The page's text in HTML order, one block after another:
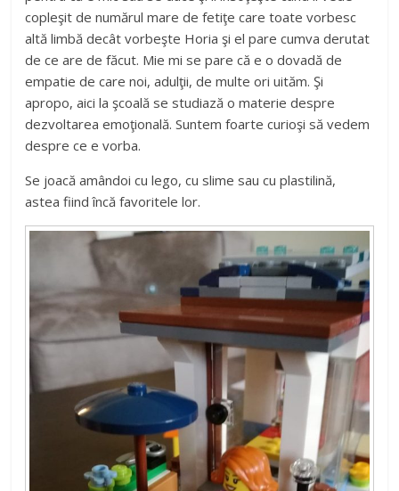
copleşit de numărul mare de fetiţe care toate vorbesc
altă limbă decât vorbeşte Horia şi el pare cumva derutat
de ce are de făcut. Mie mi se pare că e o dovadă de
empatie de care noi, adulţii, de multe ori uităm. Şi
apropo, aici la şcoală se studiază o materie despre
dezvoltarea emoţională. Suntem foarte curioşi să vedem
despre ce e vorba.
Se joacă amândoi cu lego, cu slime sau cu plastilină,
astea fiind încă favoritele lor.